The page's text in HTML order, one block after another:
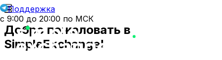
Поддержка
с 9:00 до 20:00 по МСК
Добро пожаловать в
SimpleExchange!